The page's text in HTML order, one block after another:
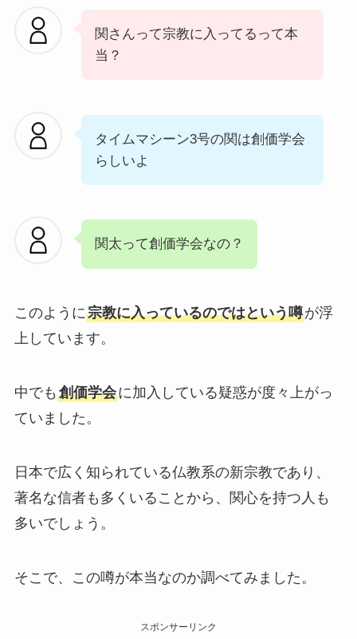
関さんって宗教に入ってるって本
当？
タイムマシーン3号の関は創価学会
らしいよ
関太って創価学会なの？
このように宗教に入っているのではという噂が浮
上しています。
中でも 創価学会に加入している疑惑が度々上がっ
ていました。
日本で広く知られている仏教系の新宗教であり、
著名な信者も多くいることから、関心を持つ人も
多いでしょう。
そこで、この噂が本当なのか調べてみました。
スポンサーリンク